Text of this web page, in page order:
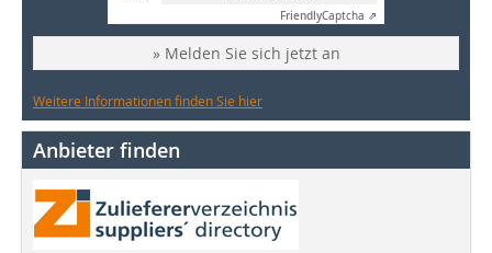
FriendlyCaptcha ⇗
» Melden Sie sich jetzt an
Weitere Informationen finden Sie hier
Anbieter finden